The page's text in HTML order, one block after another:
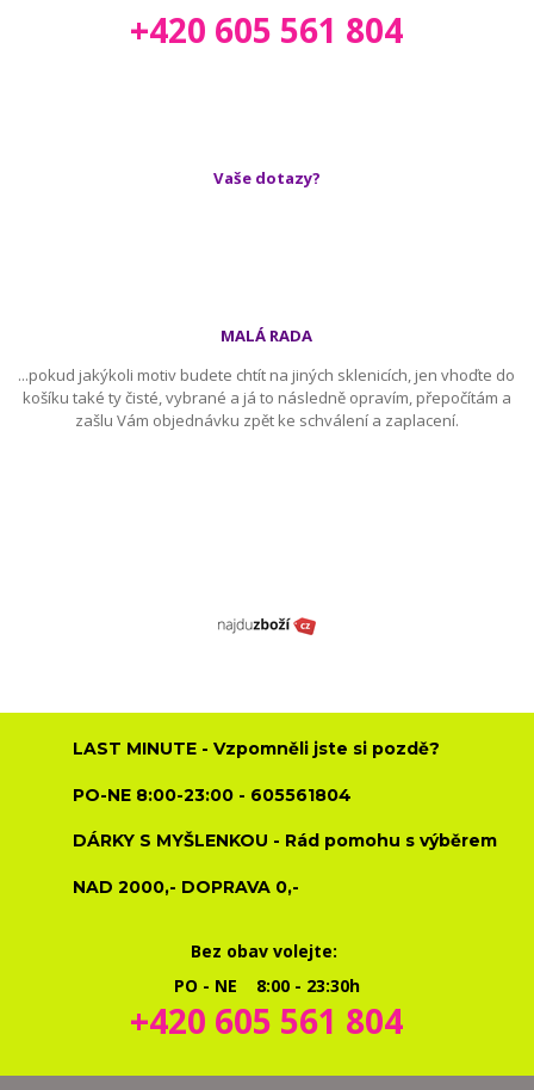
+420 605 561 804
Vaše dotazy?
MALÁ RADA
...pokud jakýkoli motiv budete chtít na jiných sklenicích, jen vhoďte do
košíku také ty čisté, vybrané a já to následně opravím, přepočítám a
zašlu Vám objednávku zpět ke schválení a zaplacení.
LAST MINUTE - Vzpomněli jste si pozdě?
PO-NE 8:00-23:00 - 605561804
DÁRKY S MYŠLENKOU - Rád pomohu s výběrem
NAD 2000,- DOPRAVA 0,-
Bez obav volejte:
PO - NE 8:00 - 23:30h
+420 605 561 804